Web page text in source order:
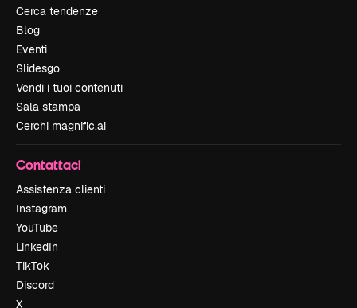
Cerca tendenze
Blog
Eventi
Slidesgo
Vendi i tuoi contenuti
Sala stampa
Cerchi magnific.ai
Contattaci
Assistenza clienti
Instagram
YouTube
LinkedIn
TikTok
Discord
X